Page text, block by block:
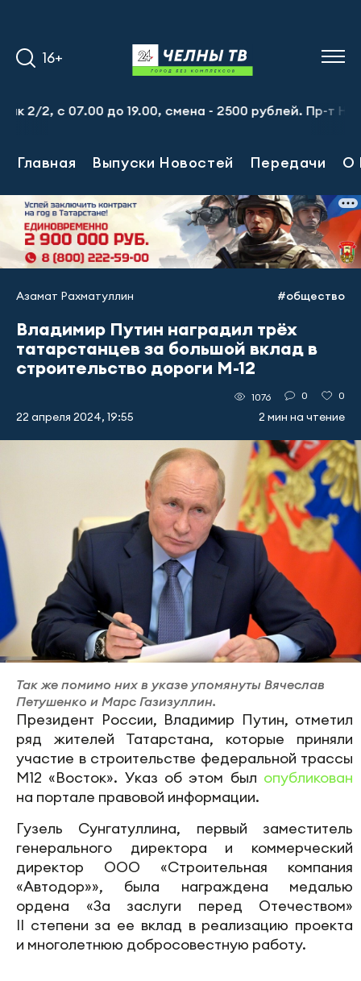
16+
07.00 до 19.00, смена - 2500 рублей. Пр-т
Главная Выпуски Новостей Передачи О
Азамат Рахматуллин #общество
Владимир Путин наградил трёх
татарстанцев за большой вклад в
строительство дороги М-12
22 апреля 2024, 19:55
1076 0 0
2 мин на чтение
Так же помимо них в указе упомянуты Вячеслав
Петушенко и Марс Газизуллин.
Президент России, Владимир Путин, отметил
ряд жителей Татарстана, которые приняли
участие в строительстве федеральной трассы
М12 «Восток». Указ об этом был опубликован
на портале правовой информации.
Гузель Сунгатуллина, первый заместитель
генерального директора и коммерческий
директор ООО «Строительная компания
«Автодор»», была награждена медалью
ордена «За заслуги перед Отечеством»
II степени за ее вклад в реализацию проекта
и многолетнюю добросовестную работу.